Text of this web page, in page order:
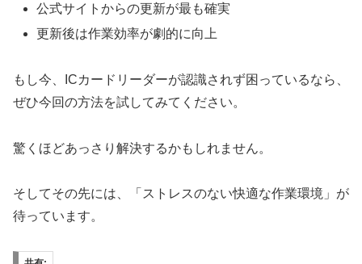
公式サイトからの更新が最も確実
更新後は作業効率が劇的に向上
もし今、ICカードリーダーが認識されず困っているなら、
ぜひ今回の方法を試してみてください。
驚くほどあっさり解決するかもしれません。
そしてその先には、「ストレスのない快適な作業環境」が
待っています。